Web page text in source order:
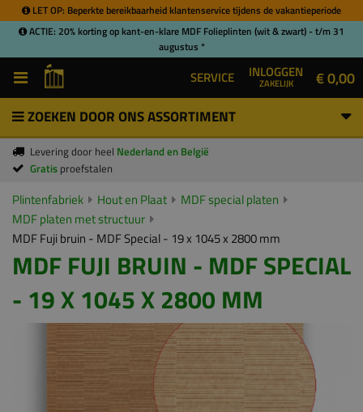
LET OP: Beperkte bereikbaarheid klantenservice tijdens de vakantieperiode
ACTIE: 20% korting op kant-en-klare MDF Folieplinten (wit & zwart) - t/m 31
augustus *
SERVICE INLOGGEN
ZAKELIJK € 0,00
ZOEKEN DOOR ONS ASSORTIMENT
Levering door heel Nederland en België
Gratis proefstalen
Plintenfabriek Hout en Plaat
MDF special platen
MDF platen met structuur
MDF Fuji bruin - MDF Special - 19 x 1045 x 2800 mm
MDF FUJI BRUIN - MDF SPECIAL
- 19 X 1045 X 2800 MM